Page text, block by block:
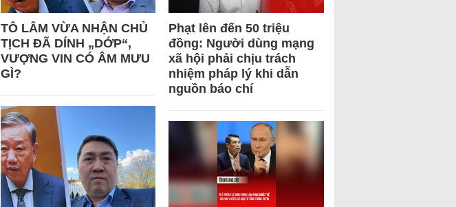
TÔ LÂM VỪA NHẬN CHỦ
TỊCH ĐÃ DÍNH „DỚP“,
VƯỢNG VIN CÓ ÂM MƯU
GÌ?
Phạt lên đến 50 triệu
đồng: Người dùng mạng
xã hội phải chịu trách
nhiệm pháp lý khi dẫn
nguồn báo chí